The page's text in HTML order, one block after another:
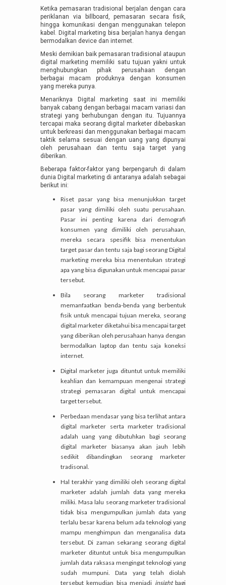
Ketika pemasaran tradisional berjalan dengan cara
periklanan via billboard, pemasaran secara fisik,
hingga komunikasi dengan menggunakan telepon
kabel. Digital marketing bisa berjalan hanya dengan
bermodalkan device dan internet.
Meski demikian baik pemasaran tradisional ataupun
digital marketing memiliki satu tujuan yakni untuk
menghubungkan pihak perusahaan dengan
berbagai macam produknya dengan konsumen
yang mereka punya.
Menariknya Digital marketing saat ini memiliki
banyak cabang dengan berbagai macam variasi dan
strategi yang berhubungan dengan itu. Tujuannya
tercapai maka seorang digital marketer dibebaskan
untuk berkreasi dan menggunakan berbagai macam
taktik selama sesuai dengan uang yang dipunyai
oleh perusahaan dan tentu saja target yang
diberikan.
Beberapa faktor-faktor yang berpengaruh di dalam
dunia Digital marketing di antaranya adalah sebagai
berikut ini:
Riset pasar yang bisa menunjukkan target
pasar yang dimiliki oleh suatu perusahaan.
Pasar ini penting karena dari demografi
konsumen yang dimiliki oleh perusahaan,
mereka secara spesifik bisa menentukan
target pasar dan tentu saja bagi seorang Digital
marketing mereka bisa menentukan strategi
apa yang bisa digunakan untuk mencapai pasar
tersebut.
Bila seorang marketer tradisional
memanfaatkan benda-benda yang berbentuk
fisik untuk mencapai tujuan mereka, seorang
digital marketer diketahui bisa mencapai target
yang diberikan oleh perusahaan hanya dengan
bermodalkan laptop dan tentu saja koneksi
internet.
Digital marketer juga dituntut untuk memiliki
keahlian dan kemampuan mengenai strategi
strategi pemasaran digital untuk mencapai
target tersebut.
Perbedaan mendasar yang bisa terlihat antara
digital marketer serta marketer tradisional
adalah uang yang dibutuhkan bagi seorang
digital marketer biasanya akan jauh lebih
sedikit dibandingkan seorang marketer
tradisonal.
Hal terakhir yang dimiliki oleh seorang digital
marketer adalah jumlah data yang mereka
miliki. Masa lalu seorang marketer tradisional
tidak bisa mengumpulkan jumlah data yang
terlalu besar karena belum ada teknologi yang
mampu menghimpun dan menganalisa data
tersebut. Di zaman sekarang seorang digital
marketer dituntut untuk bisa mengumpulkan
jumlah data raksasa mengingat teknologi yang
sudah mumpuni. Data yang telah diolah
tersebut kemudian bisa menjadi insightbagi